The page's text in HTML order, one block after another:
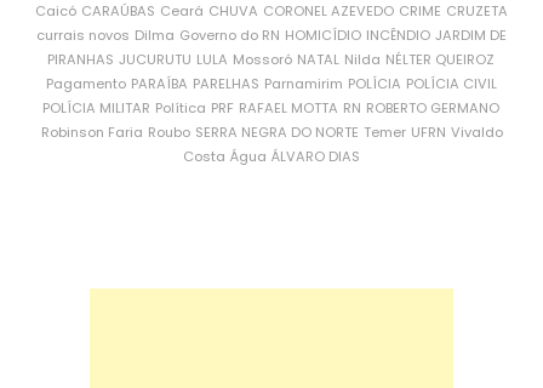
Caicó CARAÚBAS Ceará CHUVA CORONEL AZEVEDO CRIME CRUZETA
currais novos Dilma Governo do RN HOMICÍDIO INCÊNDIO JARDIM DE
PIRANHAS JUCURUTU LULA Mossoró NATAL Nilda NÉLTER QUEIROZ
Pagamento PARAÍBA PARELHAS Parnamirim POLÍCIA POLÍCIA CIVIL
POLÍCIA MILITAR Política PRF RAFAEL MOTTA RN ROBERTO GERMANO
Robinson Faria Roubo SERRA NEGRA DO NORTE Temer UFRN Vivaldo
Costa Água ÁLVARO DIAS